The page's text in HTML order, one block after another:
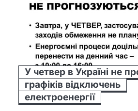
У четвер в Україні не
графіків відключень
електроенергії